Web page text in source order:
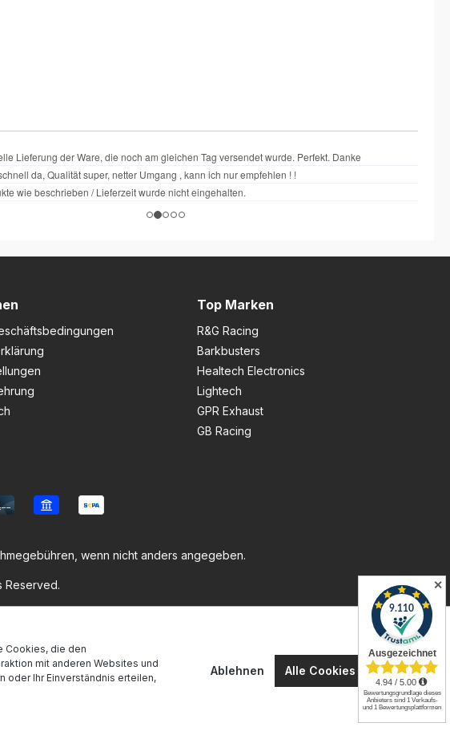
Top Marken
R&G Racing
Barkbusters
Healtech Electronics
Lightech
GPR Exhaust
GB Racing
wenn nicht anders angegeben.
Reserved.
Cookies, die den
mit anderen Websites und
oder Ihr Einverständnis erteilen,
Ablehnen Alle Cookies akzeptieren
✕